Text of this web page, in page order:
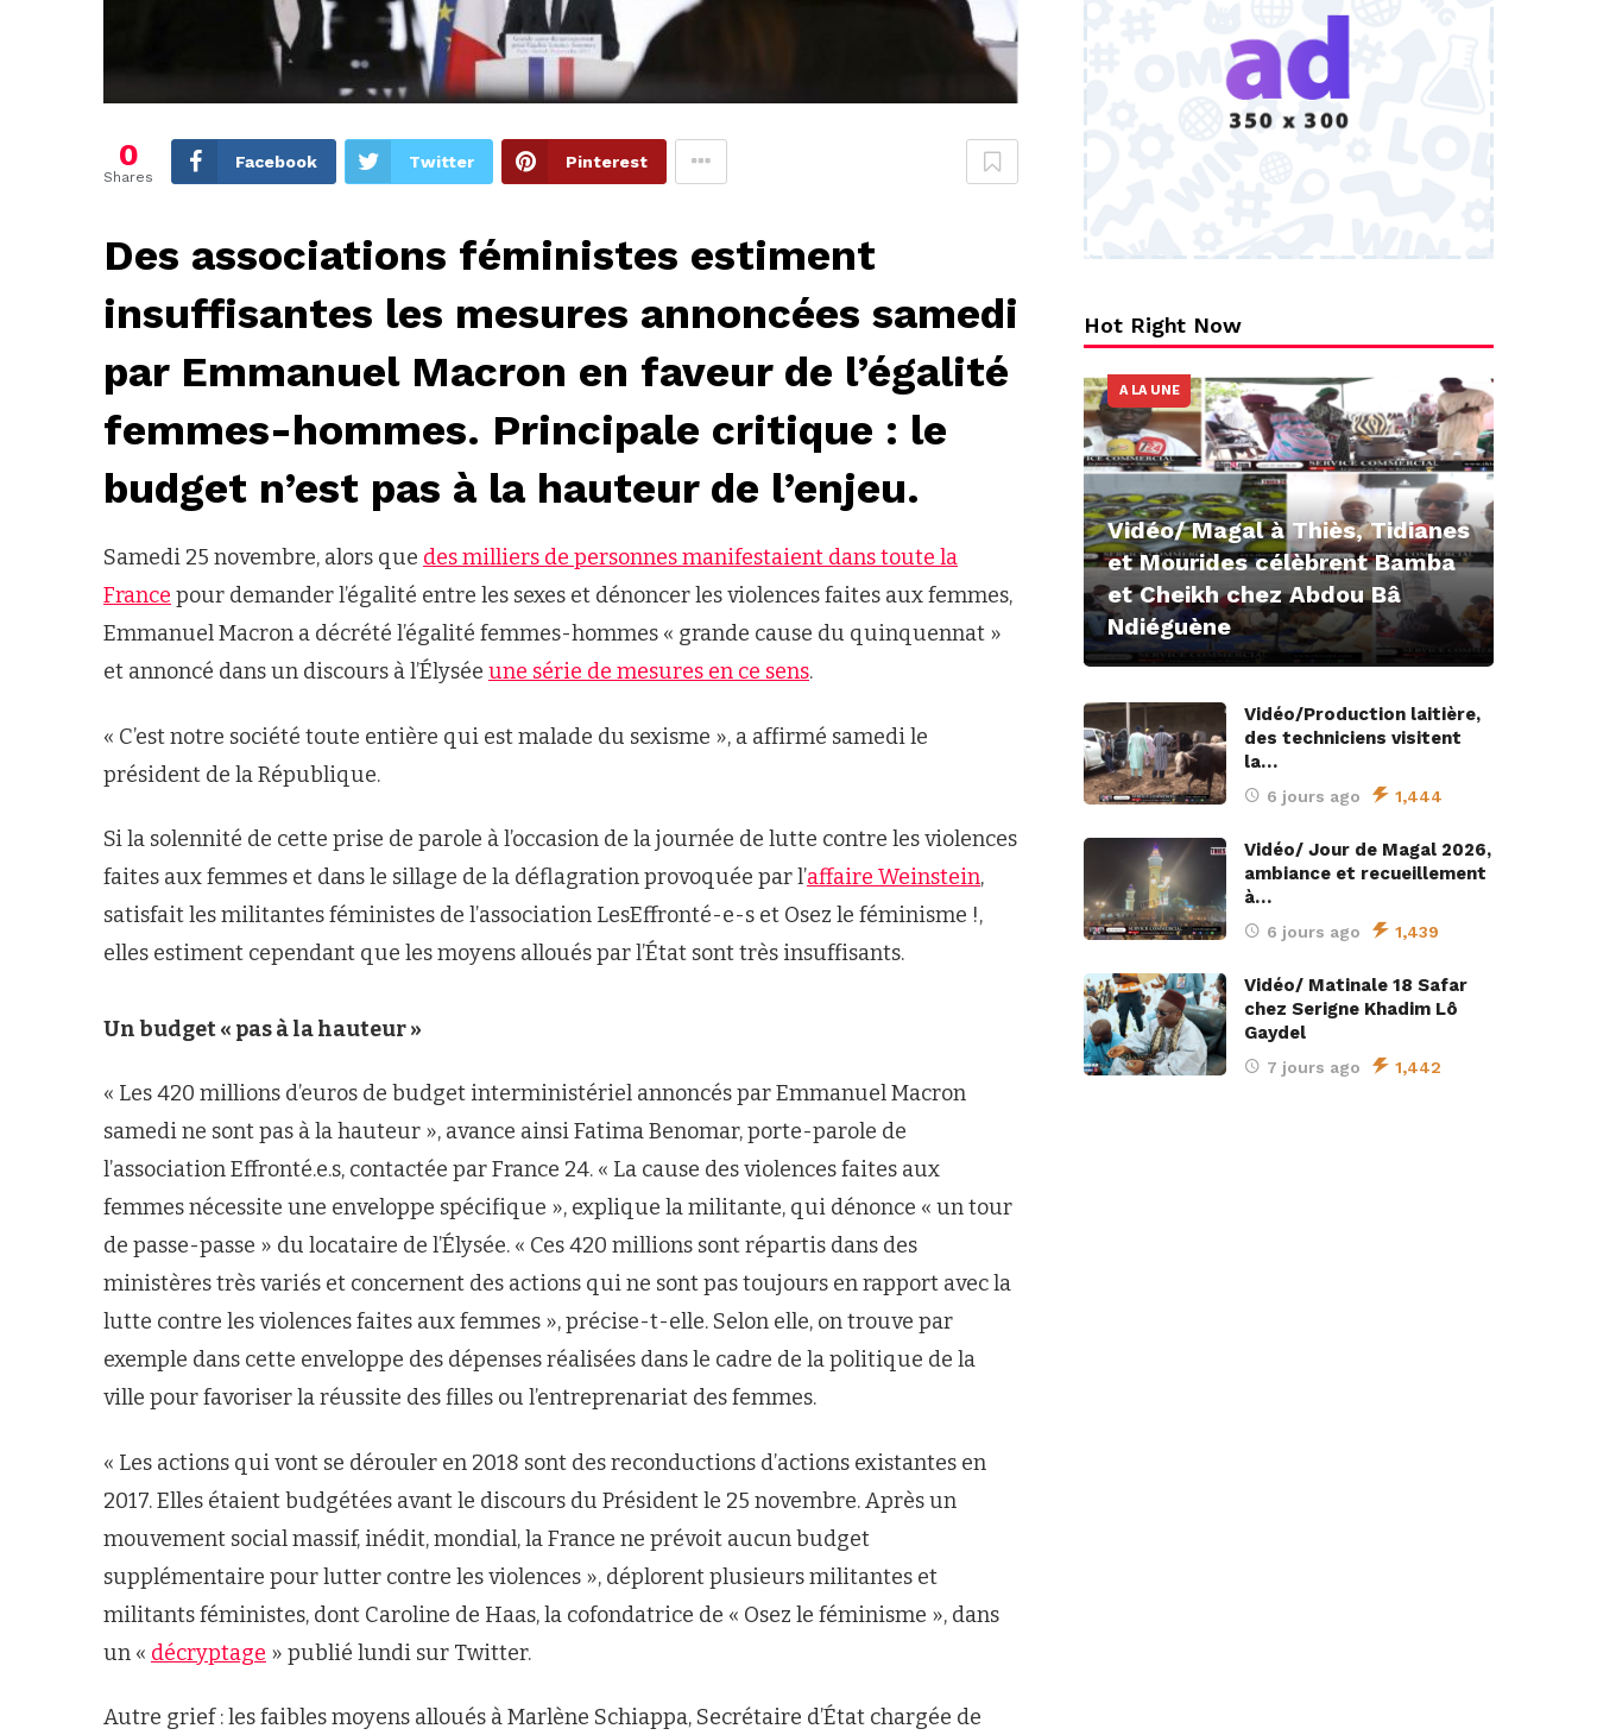
0
Shares
Facebook Twitter Pinterest
Des associations féministes estiment
insuffisantes les mesures annoncées samedi
par Emmanuel Macron en faveur de l’égalité
femmes-hommes. Principale critique : le
budget n’est pas à la hauteur de l’enjeu.
Samedi 25 novembre, alors que des milliers de personnes manifestaient dans toute la
France pour demander l’égalité entre les sexes et dénoncer les violences faites aux femmes,
Emmanuel Macron a décrété l’égalité femmes-hommes « grande cause du quinquennat »
et annoncé dans un discours à l’Élysée une série de mesures en ce sens.
« C’est notre société toute entière qui est malade du sexisme », a affirmé samedi le
président de la République.
Si la solennité de cette prise de parole à l’occasion de la journée de lutte contre les violences
faites aux femmes et dans le sillage de la déflagration provoquée par l’affaire Weinstein,
satisfait les militantes féministes de l’association LesEffronté-e-s et Osez le féminisme !,
elles estiment cependant que les moyens alloués par l’État sont très insuffisants.
Un budget « pas à la hauteur »
« Les 420 millions d’euros de budget interministériel annoncés par Emmanuel Macron
samedi ne sont pas à la hauteur », avance ainsi Fatima Benomar, porte-parole de
l’association Effronté.e.s, contactée par France 24. « La cause des violences faites aux
femmes nécessite une enveloppe spécifique », explique la militante, qui dénonce « un tour
de passe-passe » du locataire de l’Élysée. « Ces 420 millions sont répartis dans des
ministères très variés et concernent des actions qui ne sont pas toujours en rapport avec la
lutte contre les violences faites aux femmes », précise-t-elle. Selon elle, on trouve par
exemple dans cette enveloppe des dépenses réalisées dans le cadre de la politique de la
ville pour favoriser la réussite des filles ou l’entreprenariat des femmes.
« Les actions qui vont se dérouler en 2018 sont des reconductions d’actions existantes en
2017. Elles étaient budgétées avant le discours du Président le 25 novembre. Après un
mouvement social massif, inédit, mondial, la France ne prévoit aucun budget
supplémentaire pour lutter contre les violences », déplorent plusieurs militantes et
militants féministes, dont Caroline de Haas, la cofondatrice de « Osez le féminisme », dans
un « décryptage » publié lundi sur Twitter.
Autre grief : les faibles moyens alloués à Marlène Schiappa, Secrétaire d’État chargée de
Hot Right Now
A LA UNE
Vidéo/ Magal à Thiès, Tidianes
et Mourides célèbrent Bamba
et Cheikh chez Abdou Bâ
Ndiéguène
Vidéo/Production laitière,
des techniciens visitent
la…
6 jours ago 1,444
Vidéo/ Jour de Magal 2026,
ambiance et recueillement
à…
6 jours ago 1,439
Vidéo/ Matinale 18 Safar
chez Serigne Khadim Lô
Gaydel
7 jours ago 1,442